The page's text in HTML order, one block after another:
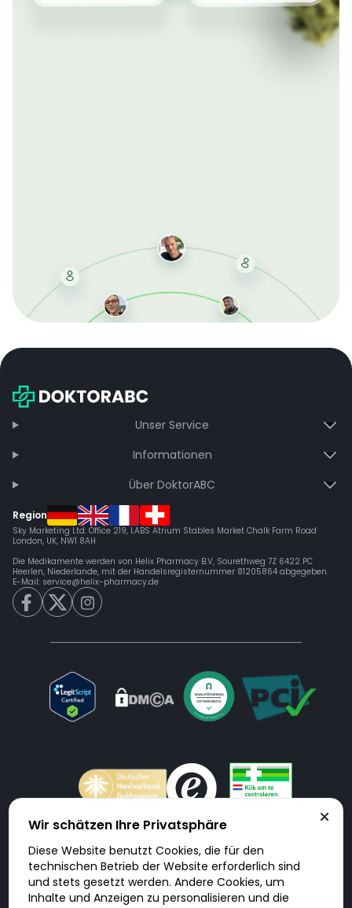
bei jeder Bestellung, erhalten schnelle Lieferung und
Unser Service
Informationen
Über DoktorABC
Region
Sky Marketing Ltd. Office 219, LABS Atrium Stables Market Chalk Farm Road
London, UK, NW1 8AH
Die Medikamente werden von Helix Pharmacy B.V, Sourethweg 7Z 6422 PC
Heerlen, Niederlande, mit der Handelsregisternummer 81205864 abgegeben.
E-Mail: service@helix-pharmacy.de
Doktorabc.com ist eine Vermittlungsplattform. Doktorabc ist ausdrücklich
keine Internetapotheke. Doktorabc bietet keine Medikamente oder
sonstige Produkte an oder liefert diese. Jegliche Informationen zu
Produkten, Medikamenten und Preisen auf der Internetseite beinhalten
kein Angebot von Doktorabc an Sie. Für die Einhaltung der in Ihrem Land
Wir schätzen Ihre Privatsphäre
Diese Website benutzt Cookies, die für den
technischen Betrieb der Website erforderlich sind
und stets gesetzt werden. Andere Cookies, um
Inhalte und Anzeigen zu personalisieren und die